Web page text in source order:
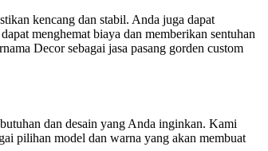
kencang dan stabil. Anda juga dapat
menghemat biaya dan memberikan sentuhan
Decor sebagai jasa pasang gorden custom
dan desain yang Anda inginkan. Kami
pilihan model dan warna yang akan membuat